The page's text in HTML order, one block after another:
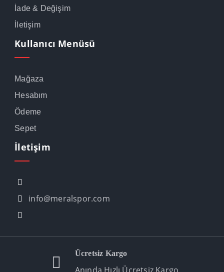
İade & Değişim
İletişim
Kullanıcı Menüsü
Mağaza
Hesabım
Ödeme
Sepet
İletişim
info@meralspor.com
Ücretsiz Kargo
Anında Hızlı Ücretsiz Kargo